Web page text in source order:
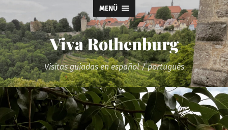
MENÜ
Viva Rothenburg
Visitas guiadas en español / português